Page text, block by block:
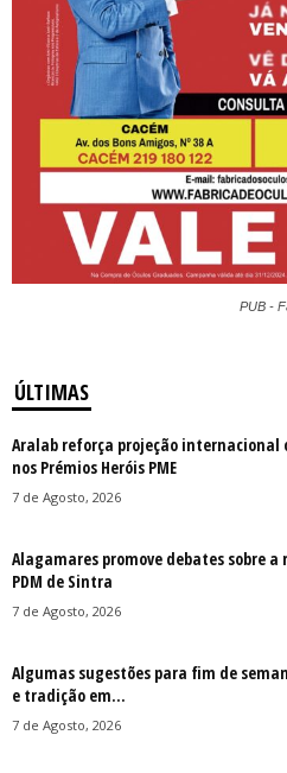
PUB -
ÚLTIMAS
Aralab reforça projeção internacional
nos Prémios Heróis PME
7 de Agosto, 2026
Alagamares promove debates sobre a
PDM de Sintra
7 de Agosto, 2026
Algumas sugestões para fim de
e tradição em...
7 de Agosto, 2026